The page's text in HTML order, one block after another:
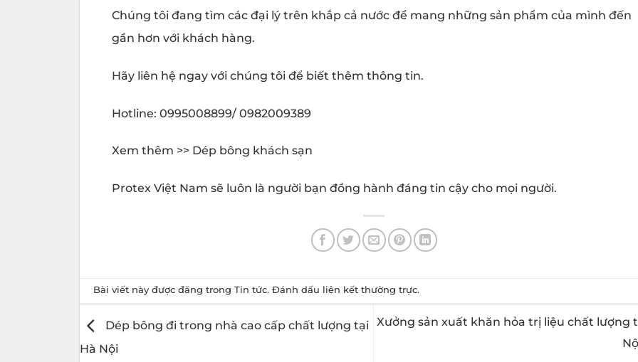
Chúng tôi đang tìm các đại lý trên khắp cả nước để mang những sản phẩm của mình đến
gần hơn với khách hàng.
Hãy liên hệ ngay với chúng tôi để biết thêm thông tin.
Hotline: 0995008899/ 0982009389
Xem thêm >> Dép bông khách sạn
Protex Việt Nam sẽ luôn là người bạn đồng hành đáng tin cậy cho mọi người.
Bài viết này được đăng trongTin tức. Đánh dấu liên kết thường trực.
Dép bông đi trong nhà cao cấp chất lượng tại
Hà Nội
Xưởng sản xuất khăn hỏa trị liệu chất lượng